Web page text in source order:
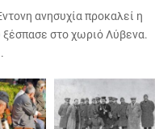
ανησυχία προκαλεί η
στο χωριό Λύβενα.